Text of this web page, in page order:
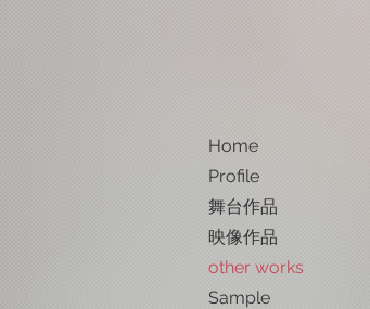
Home
Profile
舞台作品
映像作品
other works
Sample